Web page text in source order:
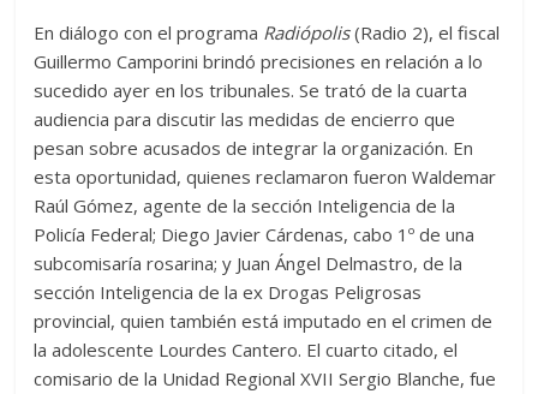
En diálogo con el programa Radiópolis(Radio 2), el fiscal
Guillermo Camporini brindó precisiones en relación a lo
sucedido ayer en los tribunales. Se trató de la cuarta
audiencia para discutir las medidas de encierro que
pesan sobre acusados de integrar la organización. En
esta oportunidad, quienes reclamaron fueron Waldemar
Raúl Gómez, agente de la sección Inteligencia de la
Policía Federal; Diego Javier Cárdenas, cabo 1º de una
subcomisaría rosarina; y Juan Ángel Delmastro, de la
sección Inteligencia de la ex Drogas Peligrosas
provincial, quien también está imputado en el crimen de
la adolescente Lourdes Cantero. El cuarto citado, el
comisario de la Unidad Regional XVII Sergio Blanche, fue